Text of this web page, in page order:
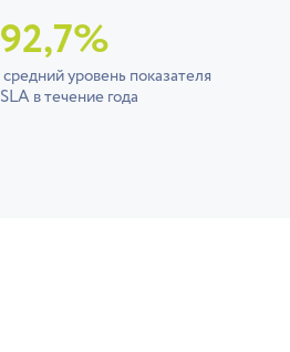
92,7%
средний уровень показателя
SLA в течение года